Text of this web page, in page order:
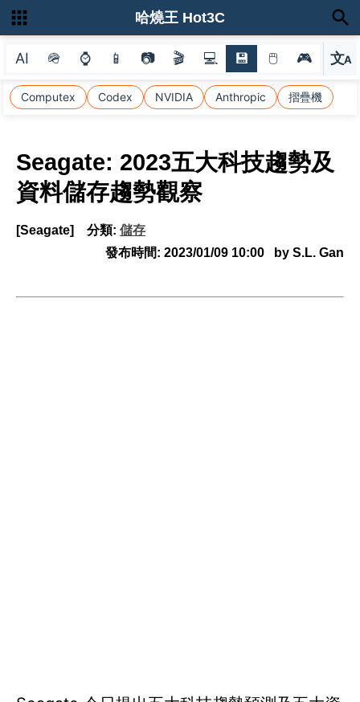
AI 🪖 ⌚ 📱 📷 🎬 💻 💾 🖱 🎮 文A
選
Computex Codex NVIDIA Anthropic 摺疊機
哈燒王 Hot3C
Seagate: 2023五大科技趨勢及
資料儲存趨勢觀察
[Seagate] 分類: 儲存
發布時間: 2023/01/09 10:00 by S.L. Gan